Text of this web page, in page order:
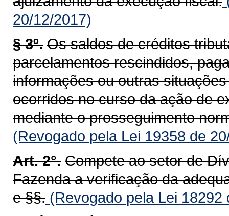
20/12/2017)
§ 3º. Os saldos de créditos
parcelamentos rescindidos,
informações ou outras
ocorridos no curso da ação de
mediante o prosseguimento
(Revogado pela Lei 19358 de
Art. 2°. Compete ao setor de
Fazenda a verificação da
e §§. (Revogado pela Lei 18292